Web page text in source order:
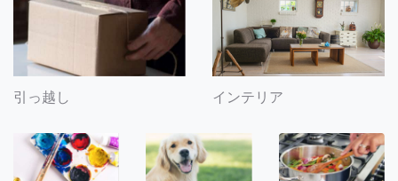
引っ越し インテリア